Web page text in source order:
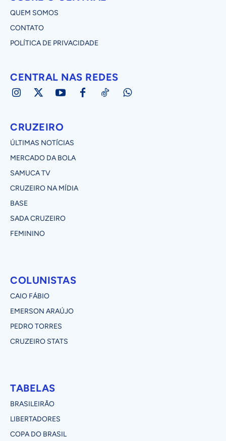
QUEM SOMOS
CONTATO
POLÍTICA DE PRIVACIDADE
CENTRAL NAS REDES
CRUZEIRO
ÚLTIMAS NOTÍCIAS
MERCADO DA BOLA
SAMUCA TV
CRUZEIRO NA MÍDIA
BASE
SADA CRUZEIRO
FEMININO
COLUNISTAS
CAIO FÁBIO
EMERSON ARAÚJO
PEDRO TORRES
CRUZEIRO STATS
TABELAS
BRASILEIRÃO
LIBERTADORES
COPA DO BRASIL